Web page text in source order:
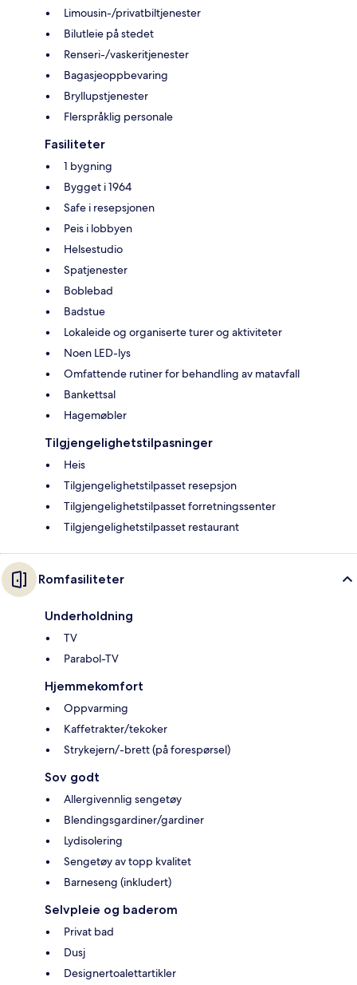
Limousin-/privatbiltjenester
Bilutleie på stedet
Renseri-/vaskeritjenester
Bagasjeoppbevaring
Bryllupstjenester
Flerspråklig personale
Fasiliteter
1 bygning
Bygget i 1964
Safe i resepsjonen
Peis i lobbyen
Helsestudio
Spatjenester
Boblebad
Badstue
Lokaleide og organiserte turer og aktiviteter
Noen LED-lys
Omfattende rutiner for behandling av matavfall
Bankettsal
Hagemøbler
Tilgjengelighetstilpasninger
Heis
Tilgjengelighetstilpasset resepsjon
Tilgjengelighetstilpasset forretningssenter
Tilgjengelighetstilpasset restaurant
Romfasiliteter
Underholdning
TV
Parabol-TV
Hjemmekomfort
Oppvarming
Kaffetrakter/tekoker
Strykejern/-brett (på forespørsel)
Sov godt
Allergivennlig sengetøy
Blendingsgardiner/gardiner
Lydisolering
Sengetøy av topp kvalitet
Barneseng (inkludert)
Selvpleie og baderom
Privat bad
Dusj
Designertoalettartikler